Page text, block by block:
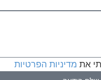
את מדיניות הפרטיות